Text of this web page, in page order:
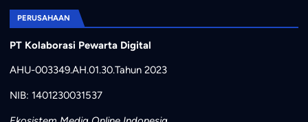
PERUSAHAAN
PT Kolaborasi Pewarta Digital
AHU-003349.AH.01.30.Tahun 2023
NIB: 1401230031537